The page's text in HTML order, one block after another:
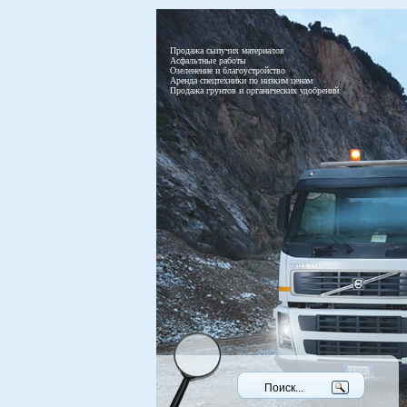
Продажа сыпучих материалов
Асфальтные работы
Озеленение и благоустройство
Аренда спецтехники по низким ценам
Продажа грунтов и органических удобрений